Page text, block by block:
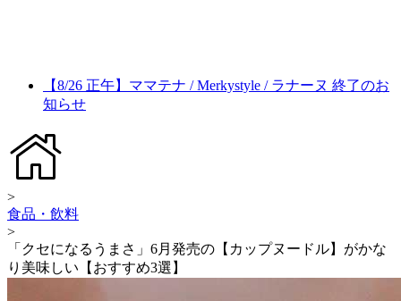
【8/26 正午】ママテナ / Merkystyle / ラナーヌ 終了のお
知らせ
>
食品・飲料
>
「クセになるうまさ」6月発売の【カップヌードル】がかな
り美味しい【おすすめ3選】